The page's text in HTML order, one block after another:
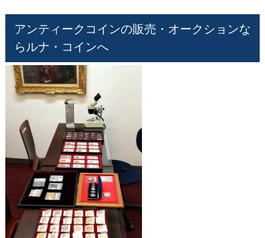
アンティークコインの販売・オークションな
らルナ・コインへ